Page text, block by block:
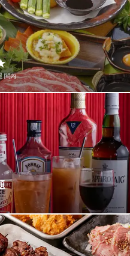
関内
の旬の食材や自慢のメニュー
るプランです。もちろん飲み
クテルはもちろん、九州料理
♪
九州料理 熱中屋 関内
に欠かせない生ビールに、ハ
ンなど、充実のラインナップ